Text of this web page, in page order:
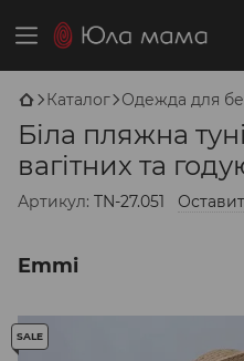
Каталог Одежда для
Біла пляжна
вагітних та
Артикул: TN-27.051
Emmi
SALE